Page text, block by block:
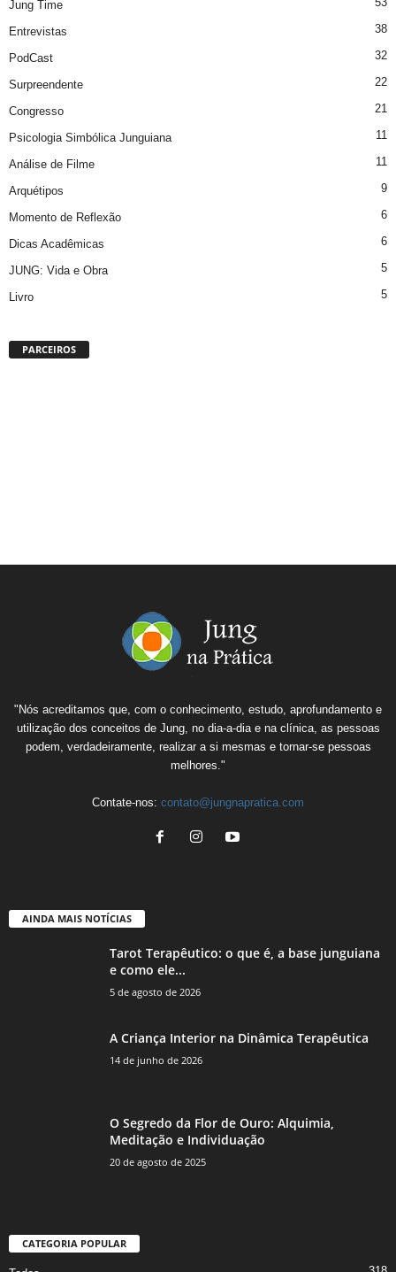
Jung Time
Entrevistas 38
PodCast 32
Surpreendente 22
Congresso 21
Psicologia Simbólica Junguiana 11
Análise de Filme 11
Arquétipos 9
Momento de Reflexão 6
Dicas Acadêmicas 6
JUNG: Vida e Obra 5
Livro 5
PARCEIROS
"Nós acreditamos que, com o conhecimento, estudo, aprofundamento e
utilização dos conceitos de Jung, no dia-a-dia e na clínica, as pessoas
podem, verdadeiramente, realizar a si mesmas e tornar-se pessoas
melhores."
Contate-nos: contato@jungnapratica.com
AINDA MAIS NOTÍCIAS
Tarot Terapêutico: o que é, a base junguiana
e como ele...
5 de agosto de 2026
A Criança Interior na Dinâmica Terapêutica
14 de junho de 2026
O Segredo da Flor de Ouro: Alquimia,
Meditação e Individuação
20 de agosto de 2025
CATEGORIA POPULAR